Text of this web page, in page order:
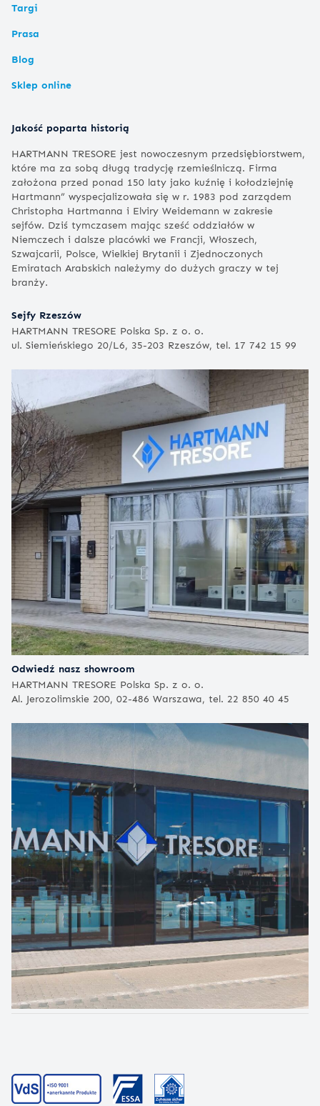
Targi
Prasa
Blog
Sklep online
Jakość poparta historią
HARTMANN TRESORE jest nowoczesnym przedsiębiorstwem,
które ma za sobą długą tradycję rzemieślniczą. Firma
założona przed ponad 150 laty jako kuźnię i kołodziejnię
Hartmann” wyspecjalizowała się w r. 1983 pod zarządem
Christopha Hartmanna i Elviry Weidemann w zakresie
sejfów. Dziś tymczasem mając sześć oddziałów w
Niemczech i dalsze placówki we Francji, Włoszech,
Szwajcarii, Polsce, Wielkiej Brytanii i Zjednoczonych
Emiratach Arabskich należymy do dużych graczy w tej
branży.
Sejfy Rzeszów
HARTMANN TRESORE Polska Sp. z o. o.
ul. Siemieńskiego 20/L6, 35-203 Rzeszów, tel. 17 742 15 99
Odwiedź nasz showroom
HARTMANN TRESORE Polska Sp. z o. o.
Al. Jerozolimskie 200, 02-486 Warszawa, tel. 22 850 40 45